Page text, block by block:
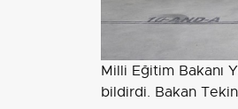
Milli Eğitim Bakanı
bildirdi. Bakan